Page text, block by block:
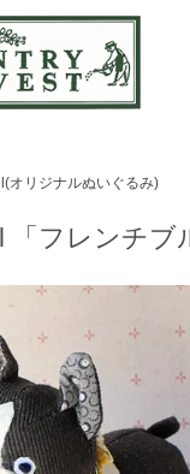
オリジナルぬいぐるみ)
「フレンチブ